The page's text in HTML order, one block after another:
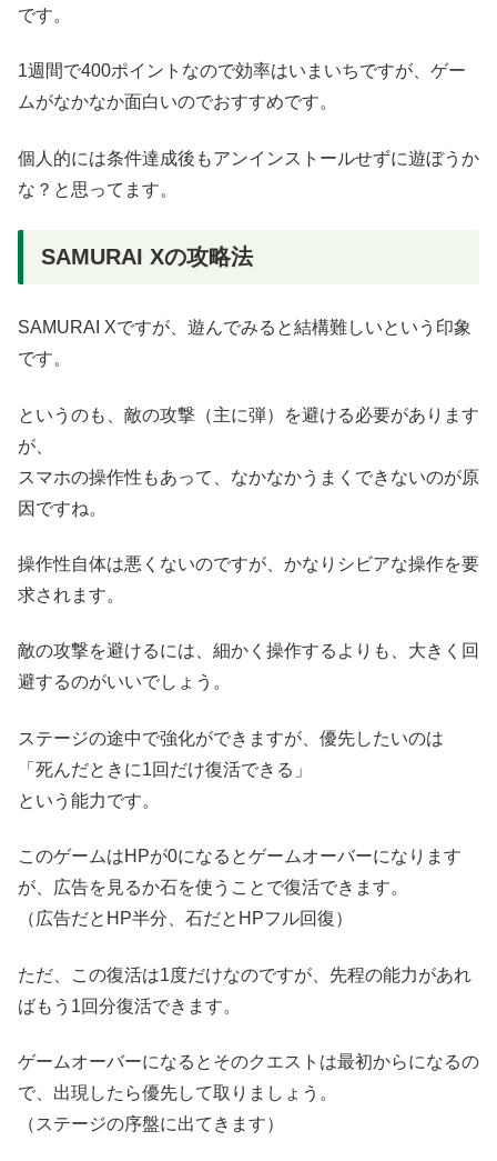
です。
1週間で400ポイントなので効率はいまいちですが、ゲー
ムがなかなか面白いのでおすすめです。
個人的には条件達成後もアンインストールせずに遊ぼうか
な？と思ってます。
SAMURAI Xの攻略法
SAMURAI Xですが、遊んでみると結構難しいという印象
です。
というのも、敵の攻撃（主に弾）を避ける必要があります
が、
スマホの操作性もあって、なかなかうまくできないのが原
因ですね。
操作性自体は悪くないのですが、かなりシビアな操作を要
求されます。
敵の攻撃を避けるには、細かく操作するよりも、大きく回
避するのがいいでしょう。
ステージの途中で強化ができますが、優先したいのは
「死んだときに1回だけ復活できる」
という能力です。
このゲームはHPが0になるとゲームオーバーになります
が、広告を見るか石を使うことで復活できます。
（広告だとHP半分、石だとHPフル回復）
ただ、この復活は1度だけなのですが、先程の能力があれ
ばもう1回分復活できます。
ゲームオーバーになるとそのクエストは最初からになるの
で、出現したら優先して取りましょう。
（ステージの序盤に出てきます）